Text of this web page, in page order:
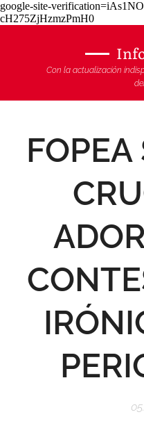
google-site-
cH275ZjHzmzPmH0
Con la actualización